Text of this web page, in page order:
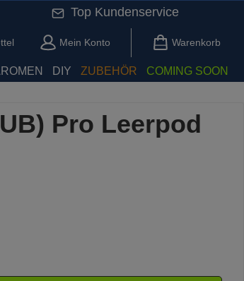
Top Kundenservice
Du hast 0 Produkte auf dem Merkzettel
Mein Konto Warenkorb
DIY ZUBEHÖR COMING SOON
Pro Leerpod